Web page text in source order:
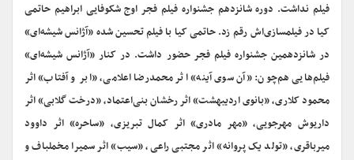
فیلم نداشت. دوره شانزدهم جشنواره فیلم فجر اوج شکوفایی ابراهیم حاتمی
کیا در فیلمسازی‌اش رقم زد. حاتمی کیا با فیلم تحسین شده «آژانس شیشه‌ای»
در شانزدهمین جشنواره فیلم فجر حضور داشت. در کنار «آژانس شیشه‌ای»
فیلم‌هایی هم‌چون: «آن سوی آینه» اثر محمدرضا اعلامی، «ابر و آفتاب» اثر
محمود کلاری، «بانوی اردیبهشت» اثر رخشان بنی‌اعتماد، «درخت گلابی» اثر
داریوش مهرجویی، «مهر مادری» اثر کمال تبریزی، «ساحره» اثر داوود
میرباقری، «تولد یک پروانه» اثر مجتبی راعی، «سیب» اثر سمیرا مخملباف و